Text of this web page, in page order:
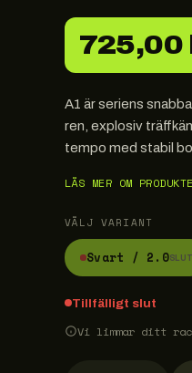
725,00
A1 är seriens
ren, explosiv
tempo med stabil
LÄS MER OM
VÄLJ VARIANT
Svart / 2.0SLUT
Tillfälligt slut
Vi limmar ditt